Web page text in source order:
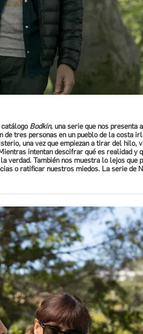
catálogo Bodkin, una serie que nos presenta
de tres personas en un pueblo de la costa
una vez que empiezan a tirar del hilo,
intentan descifrar qué es realidad y
verdad. También nos muestra lo lejos que
o ratificar nuestros miedos. La serie de